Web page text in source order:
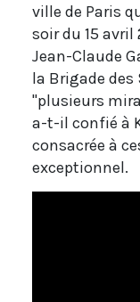
ville de Paris
soir du 15 avril
Jean-Claude
la Brigade des
"plusieurs
a-t-il confié à
consacrée à
exceptionnel.